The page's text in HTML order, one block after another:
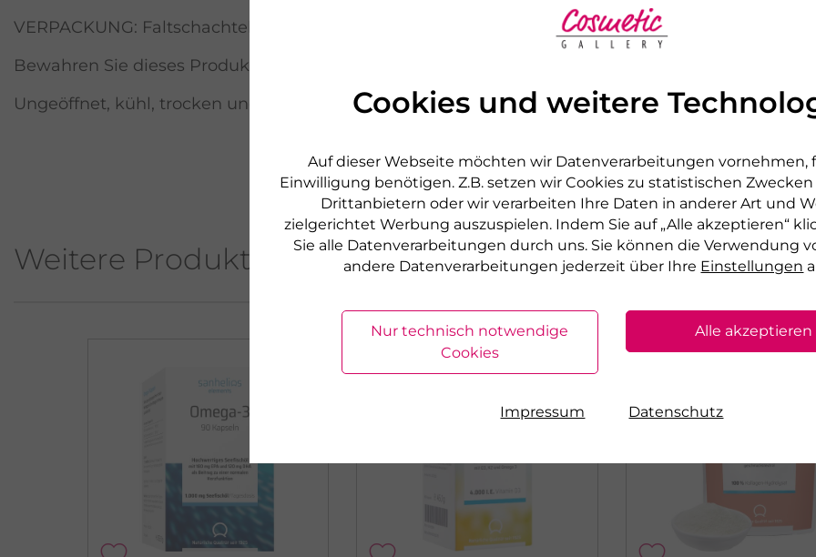
Cookies und weitere
Auf dieser Webseite möchten wir Datenverarbeitungen vornehmen,
Einwilligung benötigen. Z.B. setzen wir Cookies zu statistischen
Drittanbietern oder wir verarbeiten Ihre Daten in anderer Art und
zielgerichtet Werbung auszuspielen. Indem Sie auf „Alle akzeptieren“
Sie alle Datenverarbeitungen durch uns. Sie können die Verwendung
andere Datenverarbeitungen jederzeit über Ihre Einstellungen
Nur technisch notwendige
Cookies
Alle akzeptieren
Impressum Datenschutz
VERPACKUNG: Faltschachtel
Bewahren Sie dieses Produkt außerhalb der Reichweite von Kindern auf.
Ungeöffnet, kühl, trocken und vor Licht geschützt aufbewahren.
Weitere Produkte aus dieser Serie